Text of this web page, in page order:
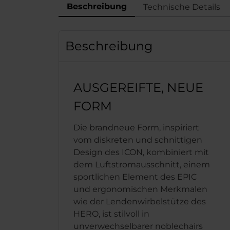
Beschreibung Technische Details
Beschreibung
AUSGEREIFTE, NEUE
FORM
Die brandneue Form, inspiriert
vom diskreten und schnittigen
Design des ICON, kombiniert mit
dem Luftstromausschnitt, einem
sportlichen Element des EPIC
und ergonomischen Merkmalen
wie der Lendenwirbelstütze des
HERO, ist stilvoll in
unverwechselbarer noblechairs